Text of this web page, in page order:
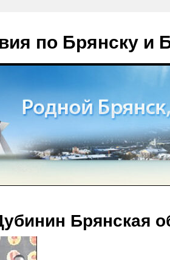
по Брянску и
Брянская